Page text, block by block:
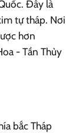
Đây là
tự tháp. Nơi
hơn
- Tần Thủy
bắc Tháp